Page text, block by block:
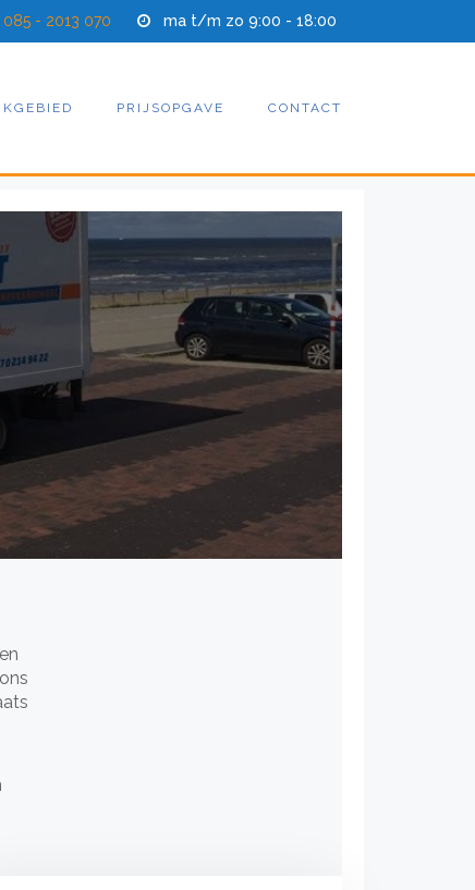
085 - 2013 070 ma t/m zo 9:00 - 18:00
PRIJSOPGAVE CONTACT